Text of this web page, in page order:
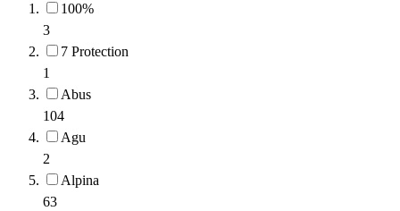
100%
3
7 Protection
1
Abus
104
Agu
2
Alpina
63